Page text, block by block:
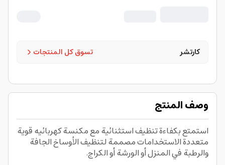
تسوق كل المنتجات كارتشر
وصف المنتج
استمتع بكفاءة تنظيف استثنائية مع مكنسة كهربائيه قوية
متعددة الاستخدامات مصممة لتنظيف الأوساخ الجافة
والرطبة في المنزل أو الورشة أو الكراج.